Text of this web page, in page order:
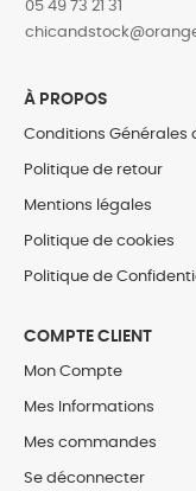
05 49 73 21 31
À PROPOS
Conditions Générales
Politique de retour
Mentions légales
Politique de cookies
Politique de
COMPTE CLIENT
Mon Compte
Mes Informations
Mes commandes
Se déconnecter